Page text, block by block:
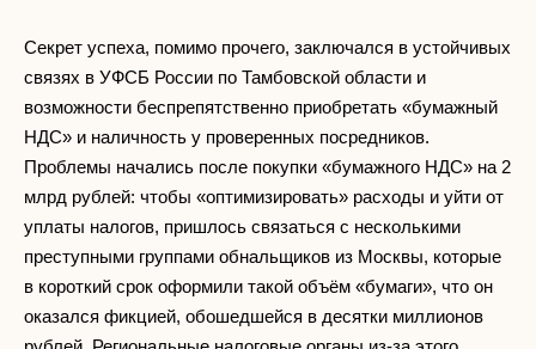
Секрет успеха, помимо прочего, заключался в устойчивых
связях в УФСБ России по Тамбовской области и
возможности беспрепятственно приобретать «бумажный
НДС» и наличность у проверенных посредников.
Проблемы начались после покупки «бумажного НДС» на 2
млрд рублей: чтобы «оптимизировать» расходы и уйти от
уплаты налогов, пришлось связаться с несколькими
преступными группами обнальщиков из Москвы, которые
в короткий срок оформили такой объём «бумаги», что он
оказался фикцией, обошедшейся в десятки миллионов